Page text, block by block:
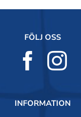
FÖLJ OSS
INFORMATION